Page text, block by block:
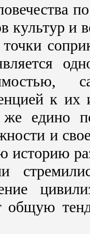
культур и
к их
же едино
и
историю
общую